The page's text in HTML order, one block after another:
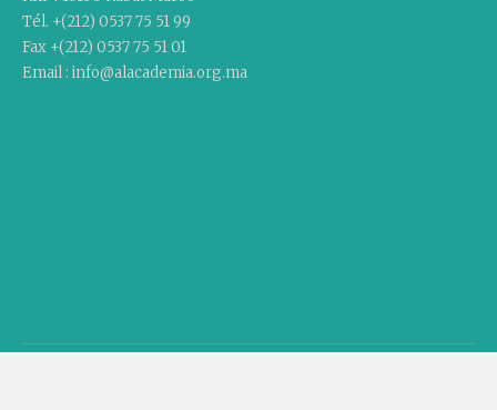
Tél. +(212) 0537 75 51 99
Fax +(212) 0537 75 51 01
Email : info@alacademia.org.ma